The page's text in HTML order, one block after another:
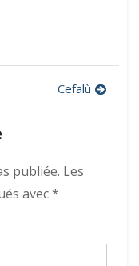
Cefalù
publiée. Les
avec*